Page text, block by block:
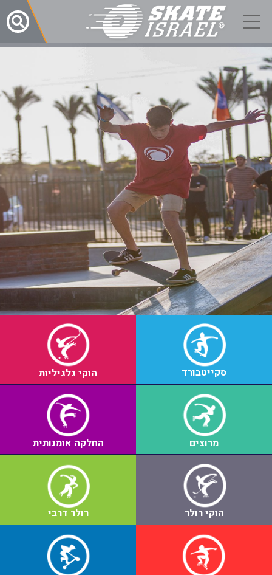
תפריט
סקייטבורד הוקי גלגיליות
מרוצים החלקה אומנותית
הוקי רולר רולר דרבי